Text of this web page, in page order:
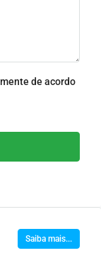
de acordo
Saiba mais...